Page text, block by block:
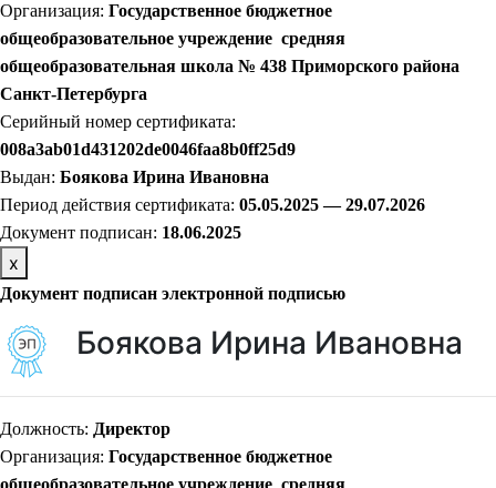
Организация: Государственное бюджетное
общеобразовательное учреждение средняя
общеобразовательная школа № 438 Приморского района
Санкт-Петербурга
Серийный номер сертификата:
008a3ab01d431202de0046faa8b0ff25d9
Выдан: Боякова Ирина Ивановна
Период действия сертификата: 05.05.2025 — 29.07.2026
Документ подписан: 18.06.2025
х
Документ подписан электронной подписью
Боякова Ирина Ивановна
Должность: Директор
Организация: Государственное бюджетное
общеобразовательное учреждение средняя